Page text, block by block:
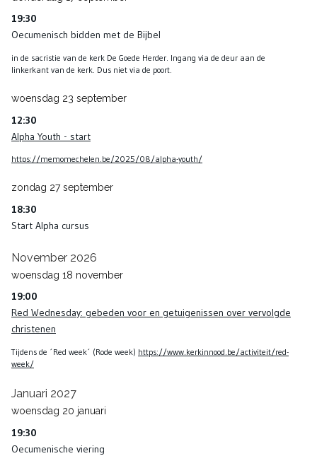
19:30
Oecumenisch bidden met de Bijbel
in de sacristie van de kerk De Goede Herder. Ingang via de deur aan de
linkerkant van de kerk. Dus niet via de poort.
woensdag 23 september
12:30
Alpha Youth - start
https://memomechelen.be/2025/08/alpha-youth/
zondag 27 september
18:30
Start Alpha cursus
November 2026
woensdag 18 november
19:00
Red Wednesday: gebeden voor en getuigenissen over vervolgde
christenen
Tijdens de ´Red week´ (Rode week) https://www.kerkinnood.be/activiteit/red-
week/
Januari 2027
woensdag 20 januari
19:30
Oecumenische viering